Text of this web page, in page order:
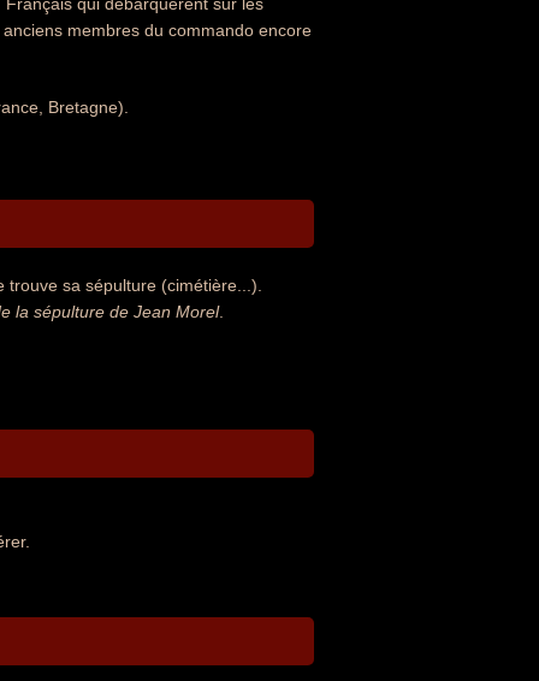
membres du commando encore
Bretagne).
sa sépulture (cimétière...).
la sépulture de Jean Morel.